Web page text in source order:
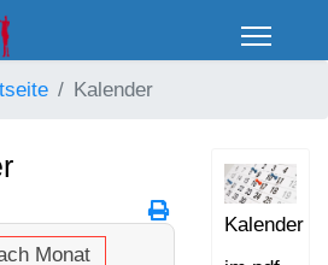
Kalender
Monat
Kalender